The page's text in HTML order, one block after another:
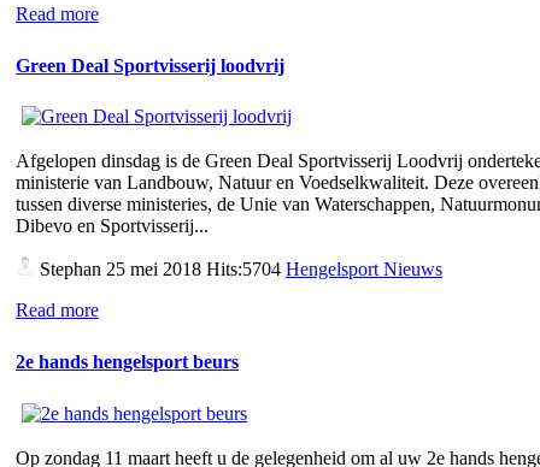
Read more
Green Deal Sportvisserij loodvrij
Afgelopen dinsdag is de Green Deal Sportvisserij Loodvrij
ministerie van Landbouw, Natuur en Voedselkwaliteit. Deze
tussen diverse ministeries, de Unie van Waterschappen,
Dibevo en Sportvisserij...
Stephan 25 mei 2018 Hits:5704 Hengelsport Nieuws
Read more
2e hands hengelsport beurs
Op zondag 11 maart heeft u de gelegenheid om al uw 2e hands